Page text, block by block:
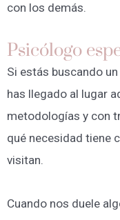
con los demás.
Psicólogo
Si estás buscando
has llegado al lugar
metodologías y con
qué necesidad tiene
visitan.
Cuando nos duele